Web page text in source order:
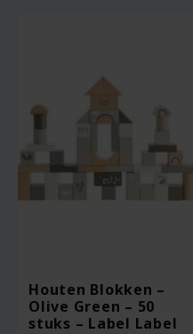
Houten Blokken –
Olive Green – 50
stuks – Label Label